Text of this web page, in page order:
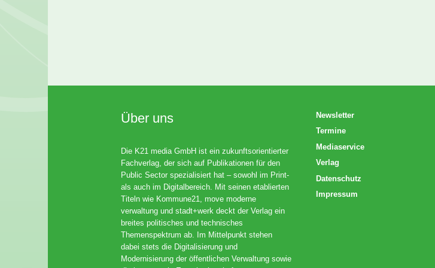
Über uns
Die K21 media GmbH ist ein zukunftsorientierter
Fachverlag, der sich auf Publikationen für den
Public Sector spezialisiert hat – sowohl im Print-
als auch im Digitalbereich. Mit seinen etablierten
Titeln wie Kommune21, move moderne
verwaltung und stadt+werk deckt der Verlag ein
breites politisches und technisches
Themenspektrum ab. Im Mittelpunkt stehen
dabei stets die Digitalisierung und
Modernisierung der öffentlichen Verwaltung sowie
Newsletter
Termine
Mediaservice
Verlag
Datenschutz
Impressum